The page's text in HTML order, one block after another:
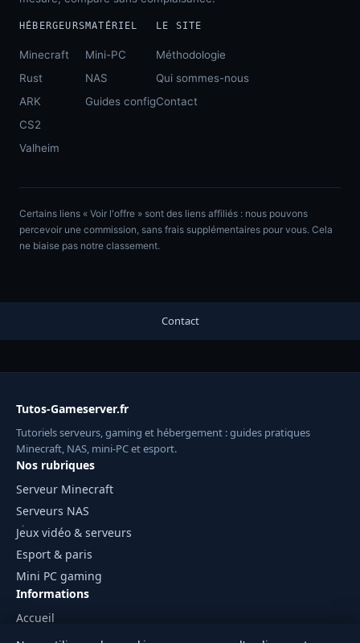
HÉBERGEURS
Minecraft
Rust
ARK
CS2
Valheim
MATÉRIEL
Mini-PC
NAS
Guides config
LE SITE
Méthodologie
Qui sommes-nous
Contact
Certains liens « Voir l'offre » sont des liens affiliés : nous pouvons
percevoir une commission, sans frais supplémentaires pour vous. Cela
ne biaise pas notre classement.
Contact
Tutos-Gameserver.fr
Tutoriels serveurs, gaming et hébergement : guides pratiques
Minecraft, NAS, mini-PC et esport.
Nos rubriques
Serveur Minecraft
Serveurs NAS
Jeux vidéo & serveurs
Esport & paris
Mini PC gaming
Informations
Accueil
Mentions légales